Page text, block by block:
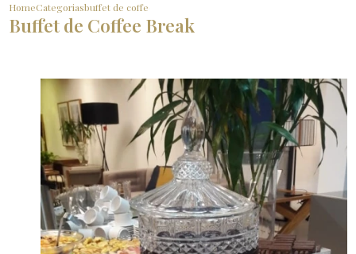
HomeCategoriasbuffet de coffee break
Buffet de Coffee Break